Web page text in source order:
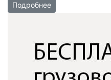
Подробнее